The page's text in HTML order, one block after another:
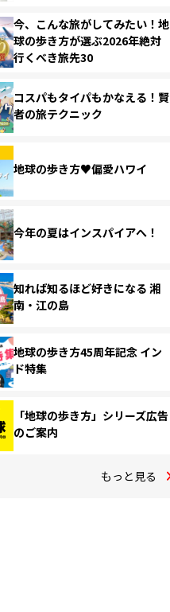
今、こんな旅がしてみたい！地
球の歩き方が選ぶ2026年絶対
行くべき旅先30
コスパもタイパもかなえる！賢
者の旅テクニック
地球の歩き方♥偏愛ハワイ
今年の夏はインスパイアへ！
知れば知るほど好きになる 湘
南・江の島
地球の歩き方45周年記念 イン
ド特集
「地球の歩き方」シリーズ広告
のご案内
もっと見る